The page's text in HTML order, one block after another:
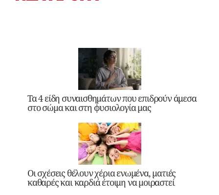
Τα 4 είδη συναισθημάτων που επιδρούν άμεσα
στο σώμα και στη φυσιολογία μας
Οι σχέσεις θέλουν χέρια ενωμένα, ματιές
καθαρές και καρδιά έτοιμη να μοιραστεί